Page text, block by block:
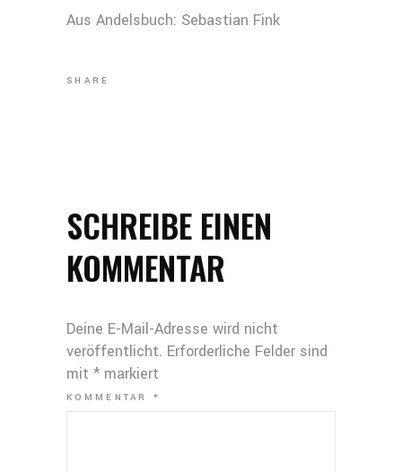
Aus Andelsbuch: Sebastian Fink
SHARE
SCHREIBE EINEN
KOMMENTAR
Deine E-Mail-Adresse wird nicht
veröffentlicht. Erforderliche Felder sind
mit * markiert
KOMMENTAR*